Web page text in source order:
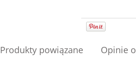
90,00 zł
90,00 zł
do koszyka
Produkty powiązane Opinie